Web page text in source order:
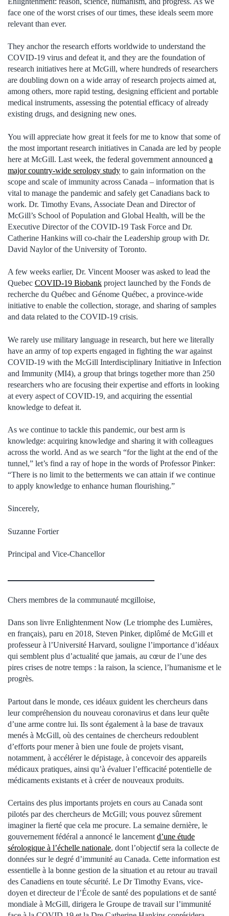
face one of the worst crises of our times, these ideals seem more
relevant than ever.
They anchor the research efforts worldwide to understand the
COVID-19 virus and defeat it, and they are the foundation of
research initiatives here at McGill, where hundreds of researchers
are doubling down on a wide array of research projects aimed at,
among others, more rapid testing, designing efficient and portable
medical instruments, assessing the potential efficacy of already
existing drugs, and designing new ones.
You will appreciate how great it feels for me to know that some of
the most important research initiatives in Canada are led by people
here at McGill. Last week, the federal government announced a
major country-wide serology study to gain information on the
scope and scale of immunity across Canada – information that is
vital to manage the pandemic and safely get Canadians back to
work. Dr. Timothy Evans, Associate Dean and Director of
McGill’s School of Population and Global Health, will be the
Executive Director of the COVID-19 Task Force and Dr.
Catherine Hankins will co-chair the Leadership group with Dr.
David Naylor of the University of Toronto.
A few weeks earlier, Dr. Vincent Mooser was asked to lead the
Quebec COVID-19 Biobank project launched by the Fonds de
recherche du Québec and Génome Québec, a province-wide
initiative to enable the collection, storage, and sharing of samples
and data related to the COVID-19 crisis.
We rarely use military language in research, but here we literally
have an army of top experts engaged in fighting the war against
COVID-19 with the McGill Interdisciplinary Initiative in Infection
and Immunity (MI4), a group that brings together more than 250
researchers who are focusing their expertise and efforts in looking
at every aspect of COVID-19, and acquiring the essential
knowledge to defeat it.
As we continue to tackle this pandemic, our best arm is
knowledge: acquiring knowledge and sharing it with colleagues
across the world. And as we search “for the light at the end of the
tunnel,” let’s find a ray of hope in the words of Professor Pinker:
“There is no limit to the betterments we can attain if we continue
to apply knowledge to enhance human flourishing.”
Sincerely,
Suzanne Fortier
Principal and Vice-Chancellor
Chers membres de la communauté mcgilloise,
Dans son livre Enlightenment Now (Le triomphe des Lumières,
en français), paru en 2018, Steven Pinker, diplômé de McGill et
professeur à l’Université Harvard, souligne l’importance d’idéaux
qui semblent plus d’actualité que jamais, au cœur de l’une des
pires crises de notre temps : la raison, la science, l’humanisme et le
progrès.
Partout dans le monde, ces idéaux guident les chercheurs dans
leur compréhension du nouveau coronavirus et dans leur quête
d’une arme contre lui. Ils sont également à la base de travaux
menés à McGill, où des centaines de chercheurs redoublent
d’efforts pour mener à bien une foule de projets visant,
notamment, à accélérer le dépistage, à concevoir des appareils
médicaux pratiques, ainsi qu’à évaluer l’efficacité potentielle de
médicaments existants et à créer de nouveaux produits.
Certains des plus importants projets en cours au Canada sont
pilotés par des chercheurs de McGill; vous pouvez sûrement
imaginer la fierté que cela me procure. La semaine dernière, le
gouvernement fédéral a annoncé le lancement d’une étude
sérologique à l’échelle nationale, dont l’objectif sera la collecte de
données sur le degré d’immunité au Canada. Cette information est
essentielle à la bonne gestion de la situation et au retour au travail
des Canadiens en toute sécurité. Le Dr Timothy Evans, vice-
doyen et directeur de l’École de santé des populations et de santé
mondiale à McGill, dirigera le Groupe de travail sur l’immunité